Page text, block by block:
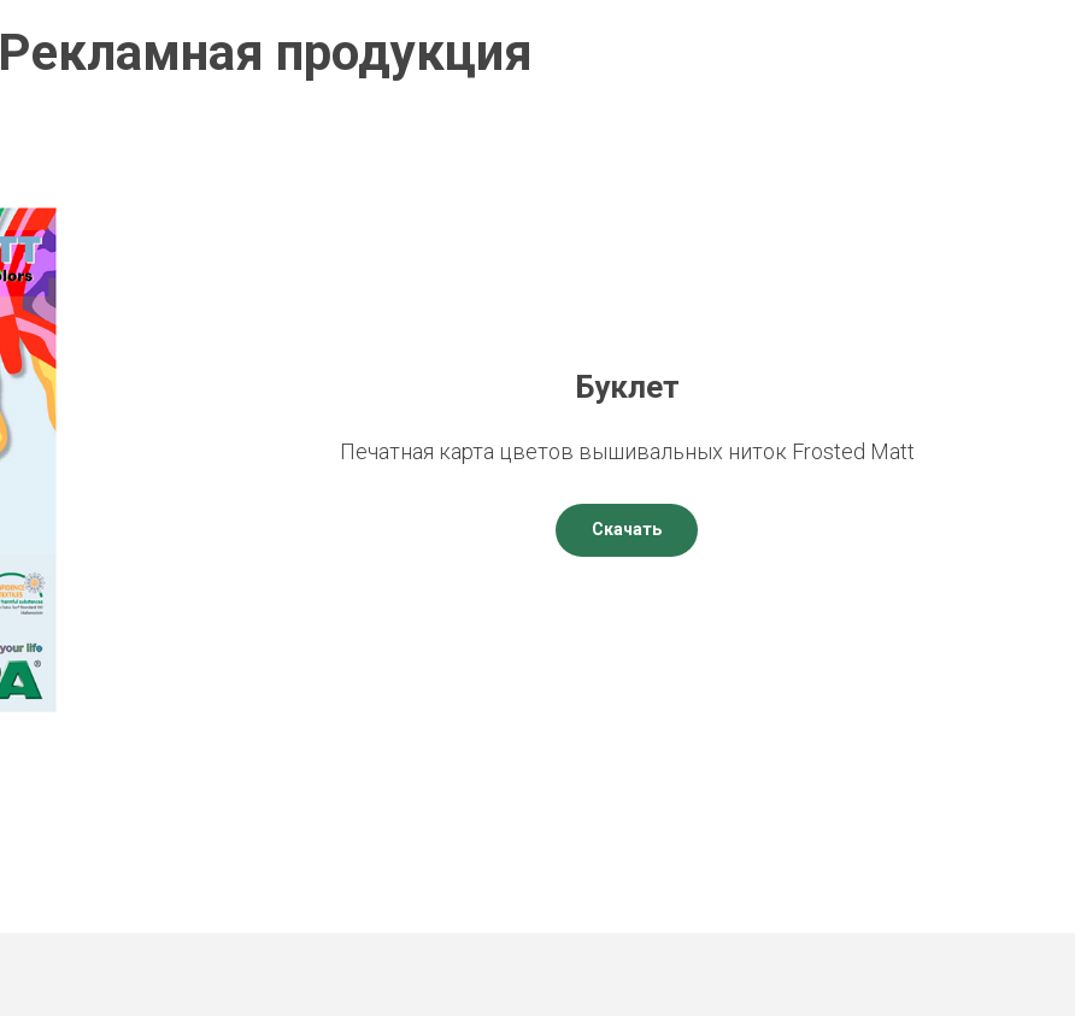
Рекламная продукция
Буклет
Печатная карта цветов вышивальных ниток Frosted Matt
Скачать